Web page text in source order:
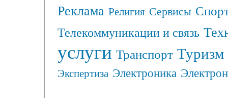
Реклама Религия Сервисы
Телекоммуникации и связь
услуги Транспорт Туризм
Экспертиза Электроника